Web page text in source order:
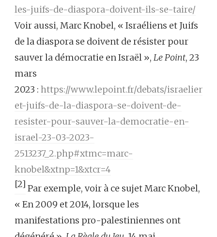
les-juifs-de-diaspora-doivent-ils-se-taire/
Voir aussi, Marc Knobel, « Israéliens et Juifs
de la diaspora se doivent de résister pour
sauver la démocratie en Israël », Le Point, 23
mars
2023 : https://www.lepoint.fr/debats/israeliens-
et-juifs-de-la-diaspora-se-doivent-de-
resister-pour-sauver-la-democratie-en-
israel-23-03-2023-
2513237_2.php#xtmc=marc-
knobel&xtnp=1&xtcr=4
[2] Par exemple, voir à ce sujet Marc Knobel,
« En 2009 et 2014, lorsque les
manifestations pro-palestiniennes ont